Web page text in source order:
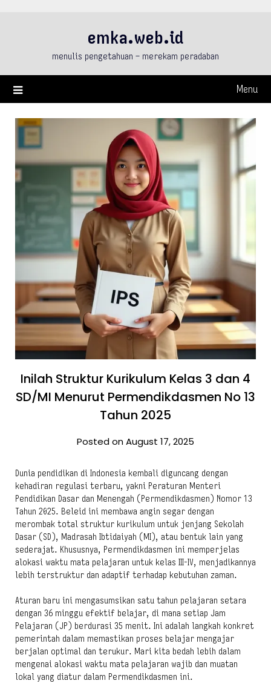
emka.web.id
menulis pengetahuan – merekam peradaban
Menu
Inilah Struktur Kurikulum Kelas 3 dan 4
SD/MI Menurut Permendikdasmen No 13
Tahun 2025
Posted on August 17, 2025
Dunia pendidikan di Indonesia kembali diguncang dengan
kehadiran regulasi terbaru, yakni Peraturan Menteri
Pendidikan Dasar dan Menengah (Permendikdasmen) Nomor 13
Tahun 2025. Beleid ini membawa angin segar dengan
merombak total struktur kurikulum untuk jenjang Sekolah
Dasar (SD), Madrasah Ibtidaiyah (MI), atau bentuk lain yang
sederajat. Khususnya, Permendikdasmen ini memperjelas
alokasi waktu mata pelajaran untuk kelas III-IV, menjadikannya
lebih terstruktur dan adaptif terhadap kebutuhan zaman.
Aturan baru ini mengasumsikan satu tahun pelajaran setara
dengan 36 minggu efektif belajar, di mana setiap Jam
Pelajaran (JP) berdurasi 35 menit. Ini adalah langkah konkret
pemerintah dalam memastikan proses belajar mengajar
berjalan optimal dan terukur. Mari kita bedah lebih dalam
mengenai alokasi waktu mata pelajaran wajib dan muatan
lokal yang diatur dalam Permendikdasmen ini.